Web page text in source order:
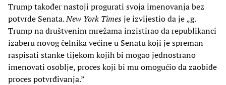
Trump također nastoji progurati svoja imenovanja bez
potvrde Senata.New York Timesje izvijestio da je „g.
Trump na društvenim mrežama inzistirao da republikanci
izaberu novog čelnika većine u Senatu koji je spreman
raspisati stanke tijekom kojih bi mogao jednostrano
imenovati osoblje, proces koji bi mu omogućio da zaobiđe
proces potvrđivanja.”